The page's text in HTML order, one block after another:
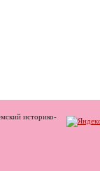
историко-